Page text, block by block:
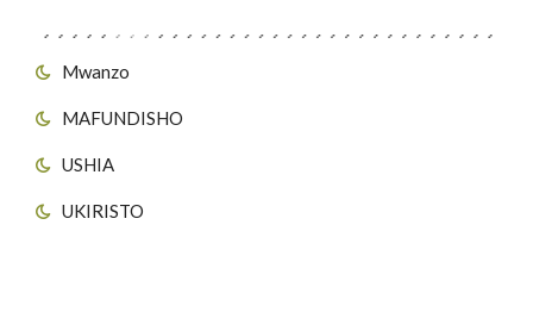
Mwanzo
MAFUNDISHO
USHIA
UKIRISTO